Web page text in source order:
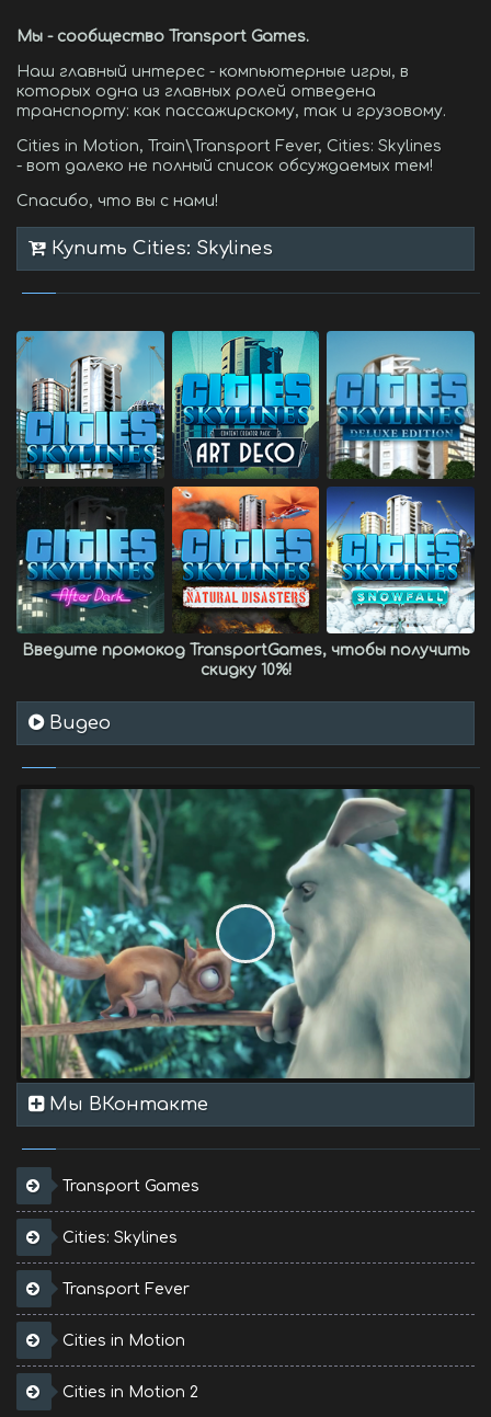
Мы - сообщество Transport Games.
Наш главный интерес - компьютерные игры, в
которых одна из главных ролей отведена
транспорту: как пассажирскому, так и грузовому.
Cities in Motion, Train\Transport Fever, Cities: Skylines
- вот далеко не полный список обсуждаемых тем!
Спасибо, что вы с нами!
Купить Cities: Skylines
Введите промокод TransportGames, чтобы получить
скидку 10%!
Видео
Мы ВКонтакте
Transport Games
Cities: Skylines
Transport Fever
Cities in Motion
Cities in Motion 2